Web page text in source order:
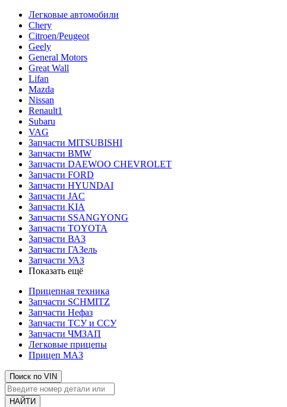
Легковые автомобили
Chery
Citroen/Peugeot
Geely
General Motors
Great Wall
Lifan
Mazda
Nissan
Renault1
Subaru
VAG
Запчасти MITSUBISHI
Запчасти BMW
Запчасти DAEWOO CHEVROLET
Запчасти FORD
Запчасти HYUNDAI
Запчасти JAC
Запчасти KIA
Запчасти SSANGYONG
Запчасти TOYOTA
Запчасти ВАЗ
Запчасти ГАЗель
Запчасти УАЗ
Показать ещё
Прицепная техника
Запчасти SCHMITZ
Запчасти Нефаз
Запчасти ТСУ и ССУ
Запчасти ЧМЗАП
Легковые прицепы
Прицеп МАЗ
Поиск по VIN